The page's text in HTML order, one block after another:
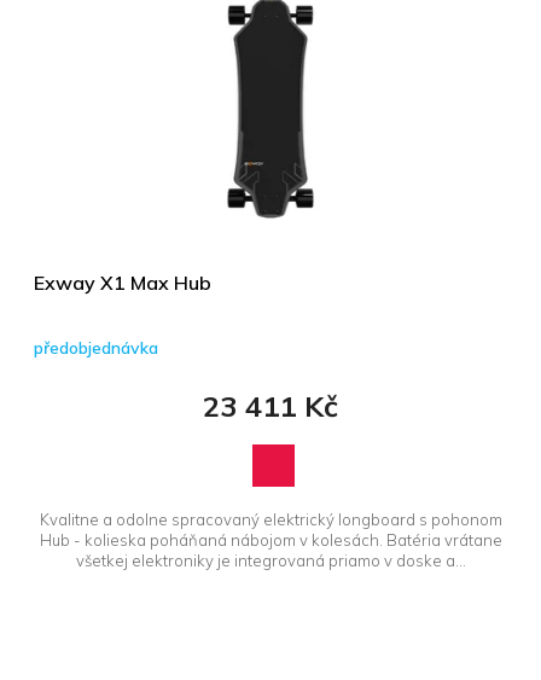
Exway X1 Max Hub
předobjednávka
23 411 Kč
Kvalitne a odolne spracovaný elektrický longboard s pohonom
Hub - kolieska poháňaná nábojom v kolesách. Batéria vrátane
všetkej elektroniky je integrovaná priamo v doske a...